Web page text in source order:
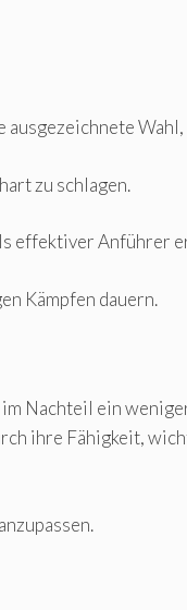
zu schlagen.
effektiver Anführer
Kämpfen dauern.
Nachteil ein
ihre Fähigkeit,